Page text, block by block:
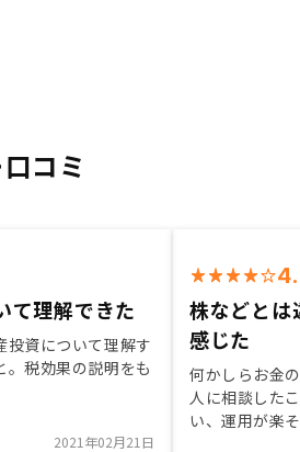
コミ
て理解できた
投資について理解す
。税効果の説明をも
2021年02月21日
株などとは
感じた
何かしらお金
人に相談した
い、運用が楽